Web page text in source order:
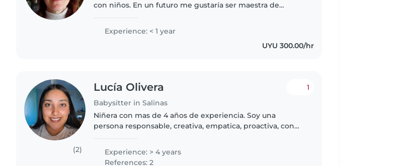
con niños. En un futuro me gustaría ser maestra de
siempre me gusta hablar,la..
Experience: < 1 year
UYU 300.00/hr
(2)
Lucía Olivera
Babysitter in Salinas
1
Niñera con mas de 4 años de experiencia. Soy una
persona responsable, creativa, empatica, proactiva, con
específicas como de primeros..
Experience: > 4 years
References: 2